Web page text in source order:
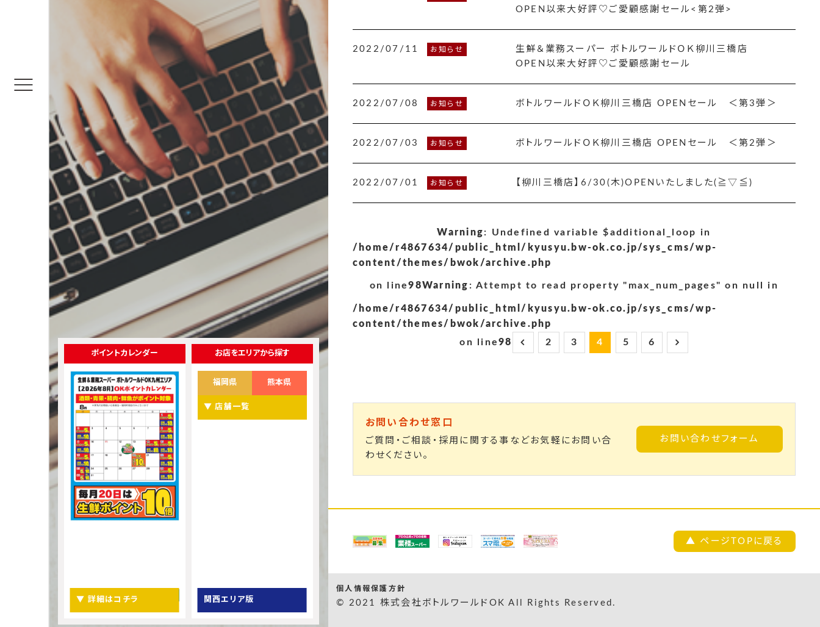
ポイントカレンダー
▼ 詳細はコチラ
お店をエリアから探す
福岡県 熊本県
▼ 店舗一覧
関西エリア版
OPEN以来大好評♡ご愛顧感謝セール<第2弾>
2022/07/11 お知らせ
生鮮＆業務スーパー ボトルワールドＯＫ柳川三橋店
OPEN以来大好評♡ご愛顧感謝セール
2022/07/08 お知らせ ボトルワールドＯＫ柳川三橋店 OPENセール ＜第3弾＞
2022/07/03 お知らせ ボトルワールドＯＫ柳川三橋店 OPENセール ＜第2弾＞
2022/07/01 お知らせ 【柳川三橋店】6/30(木)OPENいたしました(≧▽≦)
Warning: Undefined variable $additional_loop in
/home/r4867634/public_html/kyusyu.bw-ok.co.jp/sys_cms/wp-
content/themes/bwok/archive.php
on line98Warning : Attempt to read property "max_num_pages" on null in
/home/r4867634/public_html/kyusyu.bw-ok.co.jp/sys_cms/wp-
content/themes/bwok/archive.php
on line98 2 3 4 5 6
お問い合わせ窓口
ご質問・ご相談・採用に関する事などお気軽にお問い合
わせください。
お問い合わせフォーム
▲ ページTOPに戻る
個人情報保護方針
© 2021 株式会社ボトルワールドOK All Rights Reserved.